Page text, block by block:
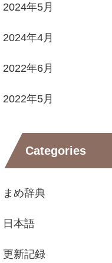
2024年5月
2024年4月
2022年6月
2022年5月
Categories
まめ辞典
日本語
更新記録